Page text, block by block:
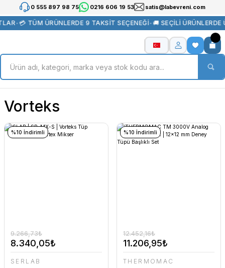
0 555 897 98 75 0216 606 19 53 satis@labevreni.com
•💳 TÜM ÜRÜNLERDE 9 TAKSİT SEÇENEĞİ•🚚 SEÇİLİ ÜRÜNLERDE
Vorteks
%10 İndirimli
8.340,05₺
9.266,73₺
SERLAB
%10 İndirimli
11.206,95₺
12.452,16₺
THERMOMAC